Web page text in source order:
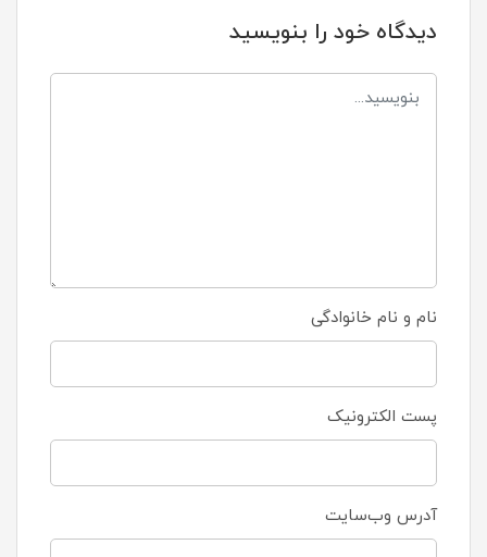
دیدگاه خود را بنویسید
نام و نام خانوادگی
پست الکترونیک
آدرس وب‌سایت